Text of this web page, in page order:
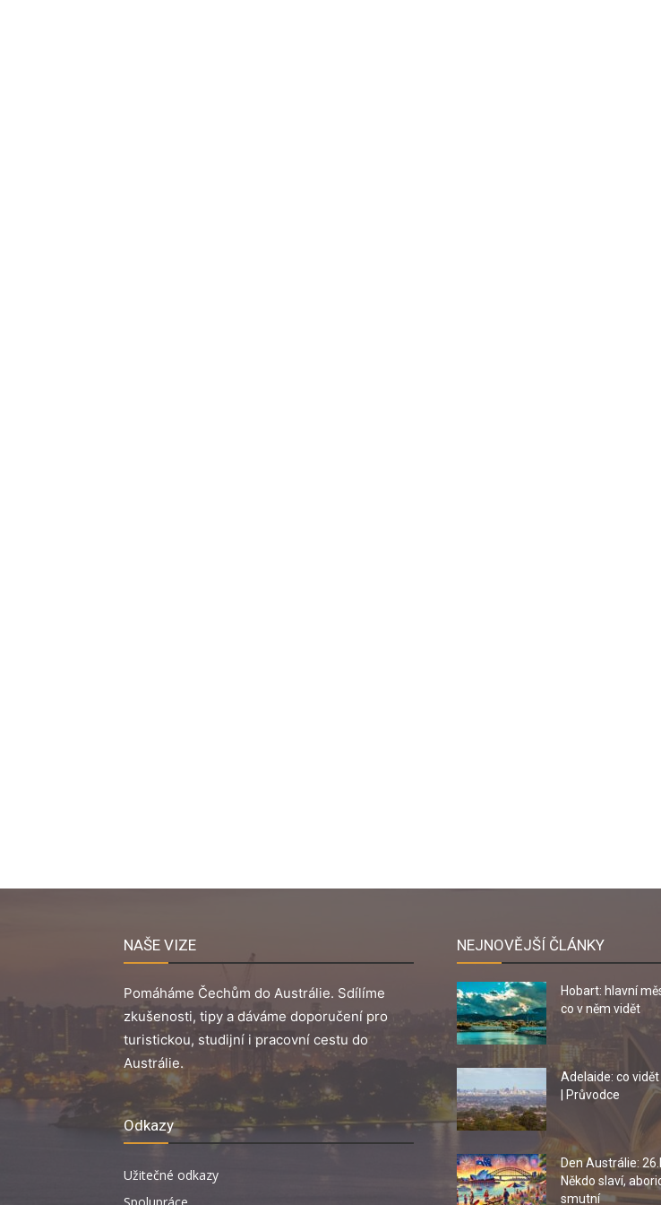
NAŠE VIZE
Pomáháme Čechům do Austrálie. Sdílíme
zkušenosti, tipy a dáváme doporučení pro
turistickou, studijní i pracovní cestu do
Austrálie.
Odkazy
Užitečné odkazy
NEJNOVĚJŠÍ ČLÁNKY
Hobart: hlavní
co v něm vidět
Adelaide: co
| Průvodce
Den Austrálie:
Někdo slaví,
smutní